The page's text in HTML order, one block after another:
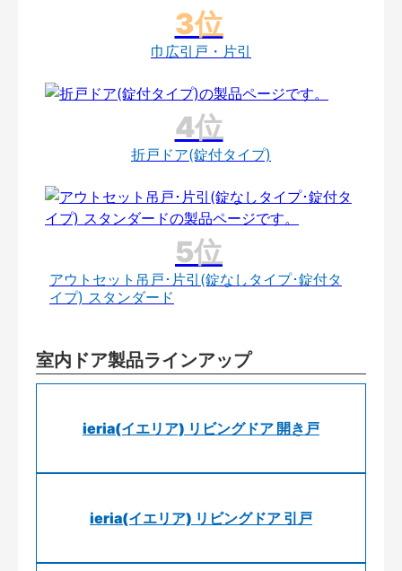
巾広引戸・片引
折戸ドア(錠付タイプ)
アウトセット吊戸･片引(錠なしタイプ･錠付タ
イプ) スタンダード
室内ドア製品ラインアップ
ieria(イエリア) リビングドア 開き戸
ieria(イエリア) リビングドア 引戸